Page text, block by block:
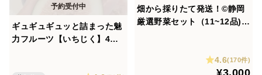
日本ギフト大賞〈静岡賞〉を受賞させて頂きました。
御自宅用はもちろん、贈り物としても喜ばれること間違
いなしです。
きめ細やかな粘り、香ばしい土の香り、自然薯の甘み、
ギュギュギュッと詰まった魅
力フルーツ【いちじく】4パ
畑から採りたて発送！©静岡
厳選野菜セット（11~12品)
4.6(170件)
¥3,000